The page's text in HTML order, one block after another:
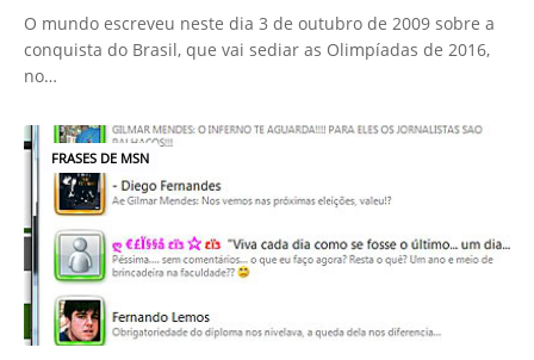
O mundo escreveu neste dia 3 de outubro de 2009 sobre a
conquista do Brasil, que vai sediar as Olimpíadas de 2016,
no…
FRASES DE MSN